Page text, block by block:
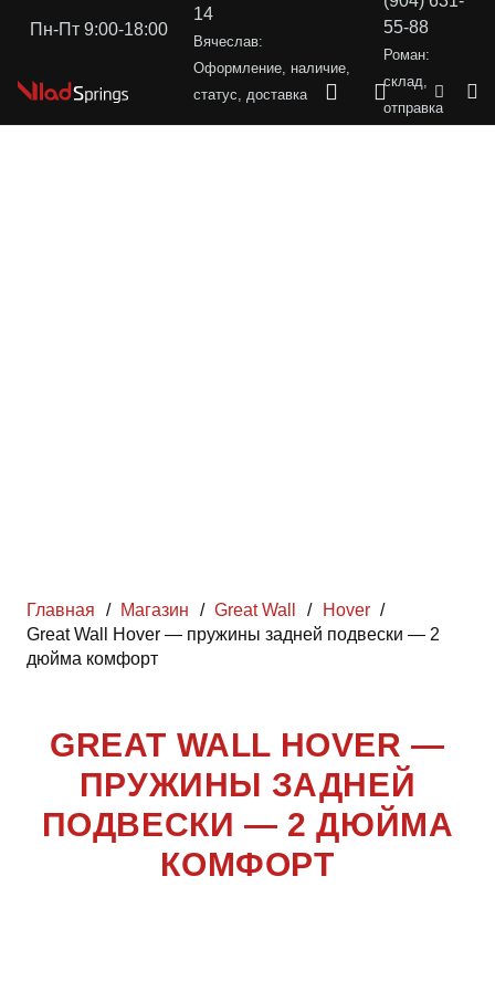
Пн-Пт 9:00-18:00
14
Вячеслав:
Оформление, наличие,
статус, доставка
55-88
Роман:
склад,
отправка
Главная / Магазин / Great Wall / Hover /
Great Wall Hover — пружины задней подвески — 2
дюйма комфорт
GREAT WALL HOVER —
ПРУЖИНЫ ЗАДНЕЙ
ПОДВЕСКИ — 2 ДЮЙМА
КОМФОРТ